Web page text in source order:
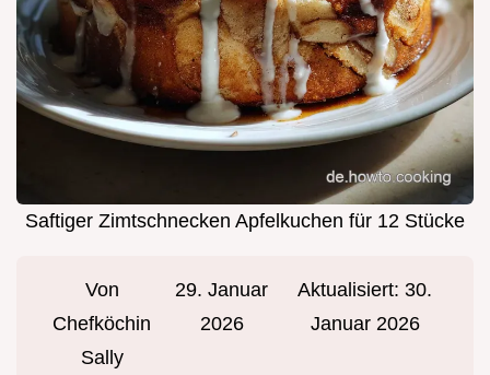
Saftiger Zimtschnecken Apfelkuchen für 12 Stücke
Von
Chefköchin
Sally
29. Januar
2026
Aktualisiert: 30.
Januar 2026